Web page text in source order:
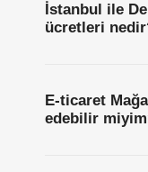
İstanbul ile
ücretleri
E-ticaret
edebilir